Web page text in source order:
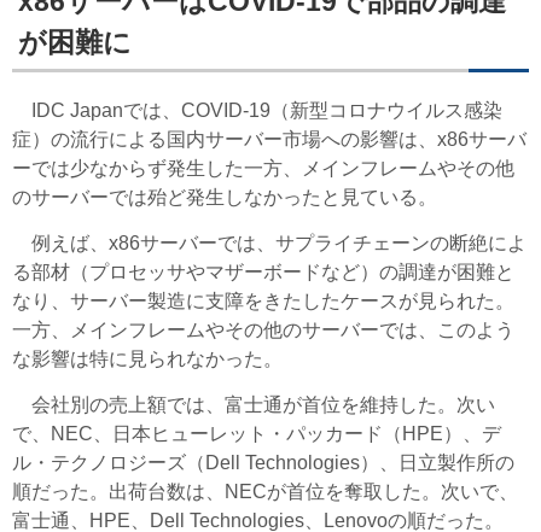
が困難に
IDC Japanでは、COVID-19（新型コロナウイルス感染
症）の流行による国内サーバー市場への影響は、x86サーバ
ーでは少なからず発生した一方、メインフレームやその他
のサーバーでは殆ど発生しなかったと見ている。
例えば、x86サーバーでは、サプライチェーンの断絶によ
る部材（プロセッサやマザーボードなど）の調達が困難と
なり、サーバー製造に支障をきたしたケースが見られた。
一方、メインフレームやその他のサーバーでは、このよう
な影響は特に見られなかった。
会社別の売上額では、富士通が首位を維持した。次い
で、NEC、日本ヒューレット・パッカード（HPE）、デ
ル・テクノロジーズ（Dell Technologies）、日立製作所の
順だった。出荷台数は、NECが首位を奪取した。次いで、
富士通、HPE、Dell Technologies、Lenovoの順だった。